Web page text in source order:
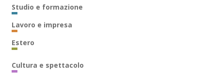
Studio e formazione
Lavoro e impresa
Estero
Cultura e spettacolo